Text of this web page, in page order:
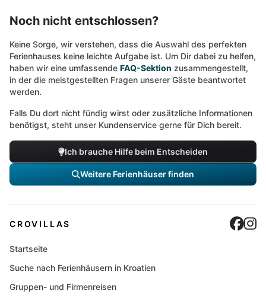
Noch nicht entschlossen?
Keine Sorge, wir verstehen, dass die Auswahl des perfekten
Ferienhauses keine leichte Aufgabe ist. Um Dir dabei zu helfen,
haben wir eine umfassende FAQ-Sektion zusammengestellt,
in der die meistgestellten Fragen unserer Gäste beantwortet
werden.
Falls Du dort nicht fündig wirst oder zusätzliche Informationen
benötigst, steht unser Kundenservice gerne für Dich bereit.
Ich brauche Hilfe beim Entscheiden
Weitere Ferienhäuser finden
CROVILLAS
Startseite
Suche nach Ferienhäusern in Kroatien
Gruppen- und Firmenreisen